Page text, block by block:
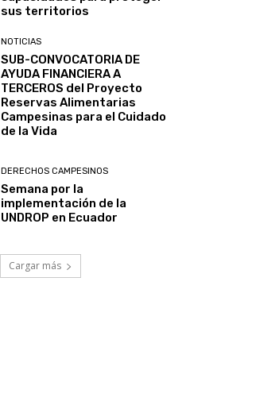
sus territorios
NOTICIAS
SUB-CONVOCATORIA DE
AYUDA FINANCIERA A
TERCEROS del Proyecto
Reservas Alimentarias
Campesinas para el Cuidado
de la Vida
DERECHOS CAMPESINOS
Semana por la
implementación de la
UNDROP en Ecuador
Cargar más